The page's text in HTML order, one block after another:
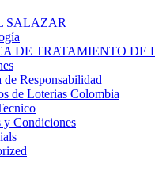
SALAZAR
DE TRATAMIENTO DE
de Responsabilidad
de Loterias Colombia
y Condiciones